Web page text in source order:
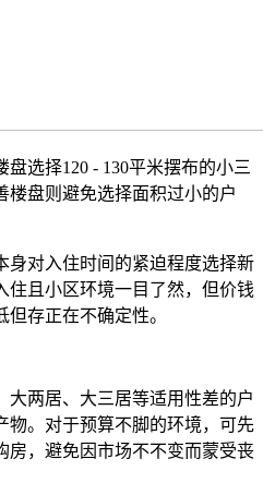
选择120 - 130平米摆布的小三
楼盘则避免选择面积过小的户
对入住时间的紧迫程度选择新
住且小区环境一目了然，但价钱
存正在不确定性。
两居、大三居等适用性差的户
物。对于预算不脚的环境，可先
房，避免因市场不不变而蒙受丧